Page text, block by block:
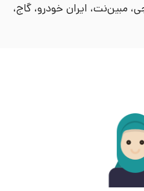
مبین‌نت، ایران خودرو، گاج،